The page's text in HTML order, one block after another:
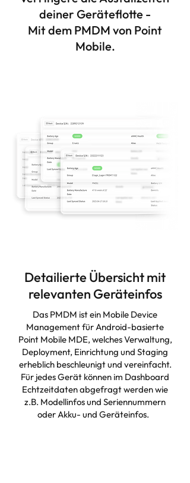
deiner Geräteflotte -
Mit dem PMDM von Point
Mobile.
Detailierte Übersicht mit
relevanten Geräteinfos
Das PMDM ist ein Mobile Device
Management für Android-basierte
Point Mobile MDE, welches Verwaltung,
Deployment, Einrichtung und Staging
erheblich beschleunigt und vereinfacht.
Für jedes Gerät können im Dashboard
Echtzeitdaten abgefragt werden wie
z.B. Modellinfos und Seriennummern
oder Akku- und Geräteinfos.